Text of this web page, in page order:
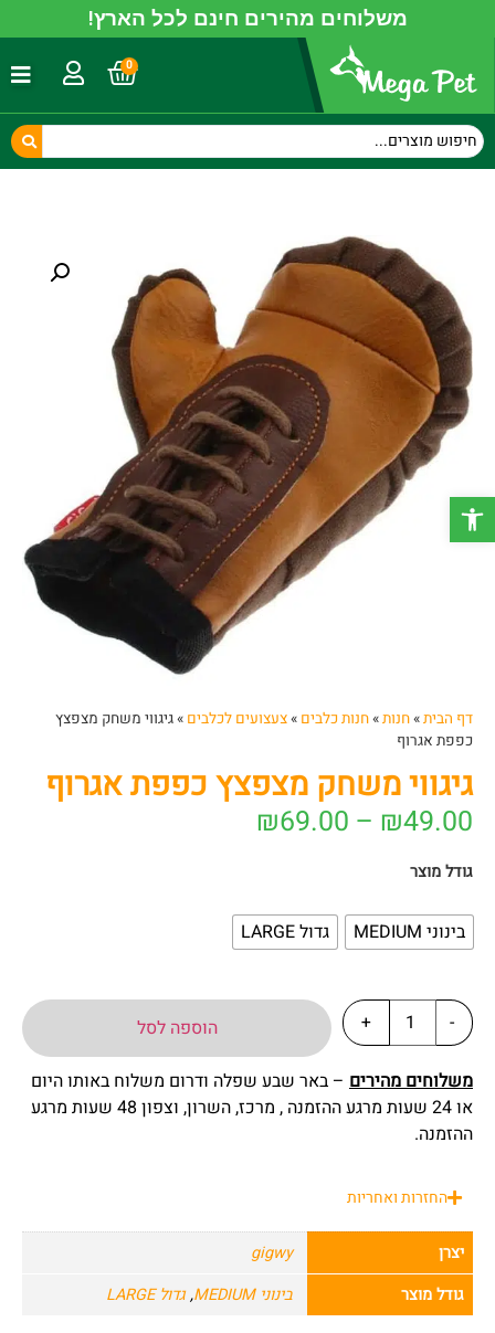
פתח סרגל נגישות
משלוחים מהירים חינם לכל הארץ!
0
דף הבית»חנות»חנות כלבים »צעצועים לכלבים »גיגווי משחק מצפצץ
כפפת אגרוף
גיגווי משחק מצפצץ כפפת אגרוף
₪49.00
–
₪69.00
גודל מוצר
בינוני MEDIUM גדול LARGE
-
+
הוספה לסל
משלוחים מהירים – באר שבע שפלה ודרום משלוח באותו היום
או 24 שעות מרגע ההזמנה , מרכז, השרון, וצפון 48 שעות מרגע
ההזמנה.
החזרות ואחריות
יצרן
gigwy
גודל מוצר
בינוני MEDIUM ,גדול LARGE